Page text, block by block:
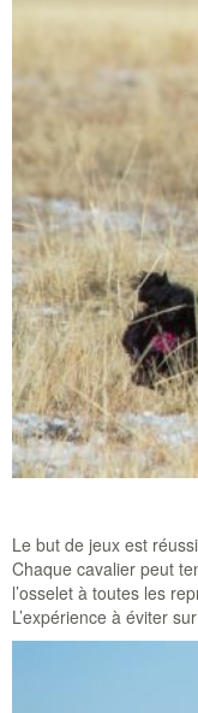
Le but de jeux est
Chaque cavalier peut
l’osselet à toutes les
L’expérience à éviter